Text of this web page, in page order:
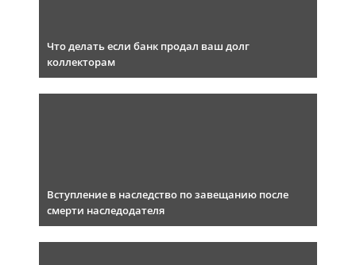
Что делать если банк продал ваш долг
коллекторам
Вступление в наследство по завещанию после
смерти наследодателя